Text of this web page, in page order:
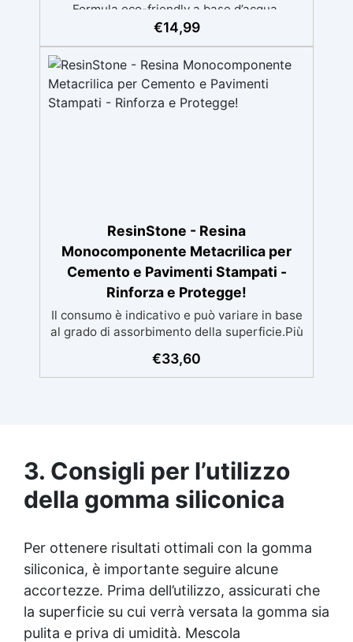
Formula eco-friendly a base d’acqua,
alternativa sicura alle resine tradizionali
utilizzo in casa senza rischi Multiuso e
versatile, pronta in soli 30 minuti per
creazioni rapide e personalizzabili.
€14,99
ResinStone - Resina
Monocomponente Metacrilica per
Cemento e Pavimenti Stampati -
Rinforza e Protegge!
Il consumo è indicativo e può variare in base
al grado di assorbimento della superficie.Più
quantità di prodotto necessaria.Per un
risultato ottimale, consigliamo di acquistare
calcestruzzo ✅ Penetrazione profonda
grazie alla bassa viscosità, aumentando
resistenza meccanica e chimica ✅ Finitura
lucida che ravviva il colore, protegge
antipolvere ✅ Facile applicazione con rullo,
asciugatura in meno di 12 ore per una
protezione rapida e duratura ✅ Ideale per
garage, cortili, magazzini e piazzali,
resistente a temperature estreme e agenti
chimici
€33,60
3. Consigli per l’utilizzo
della gomma siliconica
Per ottenere risultati ottimali con la gomma
siliconica, è importante seguire alcune
accortezze. Prima dell’utilizzo, assicurati che
la superficie su cui verrà versata la gomma sia
pulita e priva di umidità. Mescola